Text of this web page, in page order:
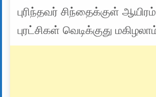
புரிந்தவர் சிந்தைக்குள் ஆயிரம்
புரட்சிகள் வெடிக்குது